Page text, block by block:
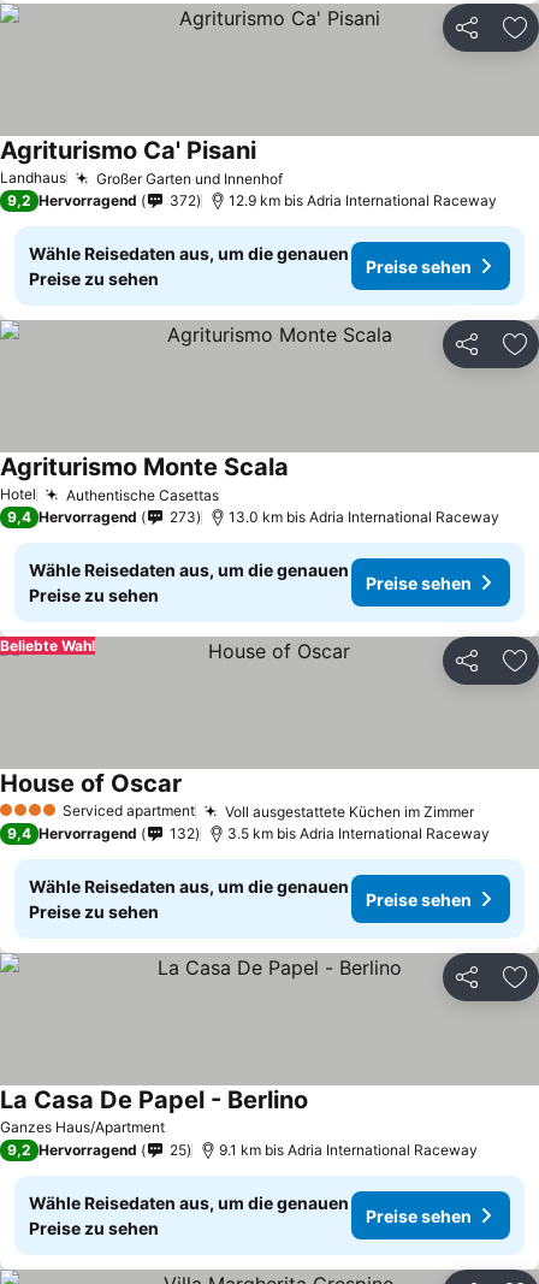
Teilen
Landhaus Großer Garten und InnenhofPreise sehen
Agriturismo Ca' PisaniPreise sehen
9,2 Hervorragend 372 12.9 km bis Adria International Raceway
Wähle Reisedaten aus, um die genauen
Preise zu sehen
Preise sehen
Teilen
Hotel Authentische CasettasPreise sehen
Agriturismo Monte Scala
9,4 Hervorragend 273 13.0 km bis Adria International Raceway
Wähle Reisedaten aus, um die genauen
Preise zu sehen
Preise sehen
Teilen
Beliebte Wahl
4 Sterne Serviced apartment Voll ausgestattete Küchen im ZimmerPreise
House of Oscar
9,4 Hervorragend 132 3.5 km bis Adria International Raceway
Wähle Reisedaten aus, um die genauen
Preise zu sehen
Preise sehen
Teilen
Ganzes Haus/Apartment
La Casa De Papel - Berlino
9,2 Hervorragend 25 9.1 km bis Adria International Raceway
Wähle Reisedaten aus, um die genauen
Preise zu sehen
Preise sehen